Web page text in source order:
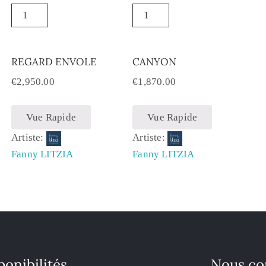
REGARD ENVOLE
€2,950.00
Vue Rapide
Artiste:
Fanny LITZIA
CANYON
€1,870.00
Vue Rapide
Artiste:
Fanny LITZIA